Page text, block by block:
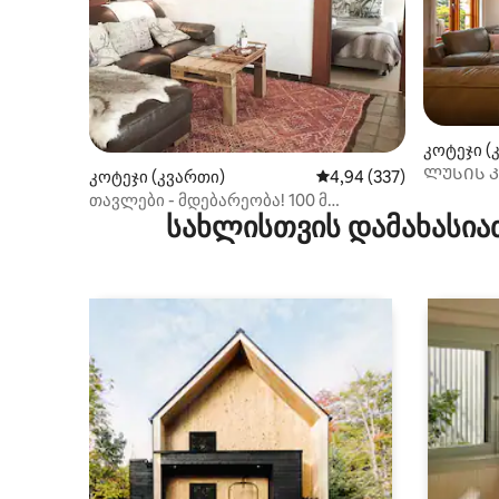
კოტეჯი (კვართი) საშუალო შეფასებაა
4,94 (337)
თავლები - მდებარეობა! 100 მ
მაღაზიები. 150 მ პლაჟი
კოტეჯი
ᲚᲣᲡᲘᲡ
სახლისთვის